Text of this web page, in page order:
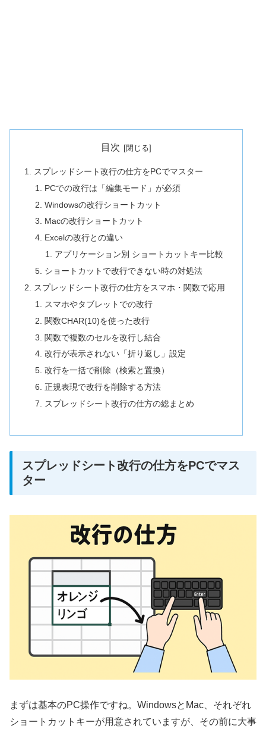
目次
スプレッドシート改行の仕方をPCでマスター
PCでの改行は「編集モード」が必須
Windowsの改行ショートカット
Macの改行ショートカット
Excelの改行との違い
アプリケーション別 ショートカットキー比較
ショートカットで改行できない時の対処法
スプレッドシート改行の仕方をスマホ・関数で応用
スマホやタブレットでの改行
関数CHAR(10)を使った改行
関数で複数のセルを改行し結合
改行が表示されない「折り返し」設定
改行を一括で削除（検索と置換）
正規表現で改行を削除する方法
スプレッドシート改行の仕方の総まとめ
スプレッドシート改行の仕方をPCでマス
ター
まずは基本のPC操作ですね。WindowsとMac、それぞれ
ショートカットキーが用意されていますが、その前に大事